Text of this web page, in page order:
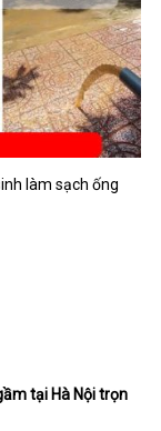
làm sạch ống
tại Hà Nội trọn